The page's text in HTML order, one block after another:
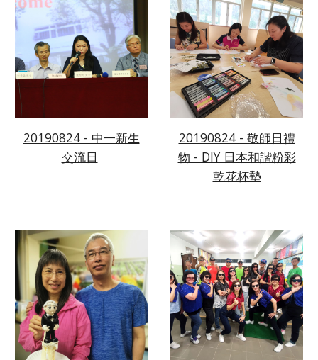
20190824 - 中一新生
交流日
20190824 - 敬師日禮
物 - DIY 日本和諧粉彩
乾花杯墊